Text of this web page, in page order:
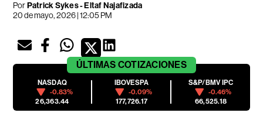
PorPatrick Sykes - Eltaf Najafizada
20 de mayo, 2026 | 12:05 PM
ÚLTIMAS COTIZACIONES
NASDAQ
-0.83%
26,363.44
IBOVESPA
-0.09%
177,726.17
S&P/BMV IPC
-0.46%
66,525.18